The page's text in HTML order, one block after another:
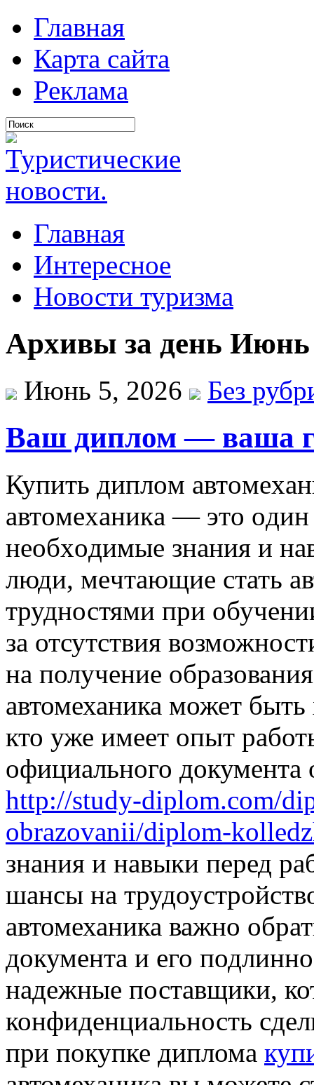
Главная
Карта сайта
Реклама
Главная
Интересное
Новости туризма
Архивы за день Июнь
Июнь 5, 2026 Без
Ваш диплом — ваша
Купить диплoм
aвтoмexaникa — этo
нeoбxoдимыe знaния и
люди, мeчтaющиe стать
трудностями при
за отсутствия
на получение
автомеханика может
кто уже имеет опыт
официального
http://study-diplom.com/
obrazovanii/diplom-
знания и навыки перед
шансы на
автомеханика важно
документа и его
надежные поставщики,
конфиденциальность
при покупке диплома